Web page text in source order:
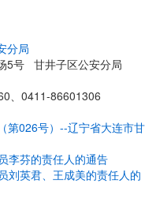
分局
5号 甘井子区公安分局
、0411-86601306
第026号）--辽宁省大连市甘
李芬的责任人的通告
刘英君、王成美的责任人的